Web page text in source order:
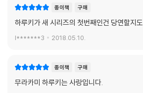
종이책 구매
하루키가 새 시리즈의 첫번째인건 당연할지도
l*******3 2018.05.10.
종이책 구매
무라카미 하루키는 사랑입니다.